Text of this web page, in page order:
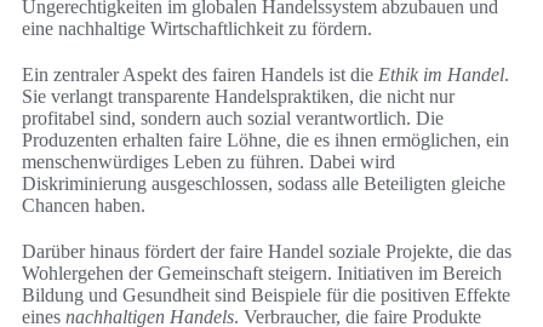
Ungerechtigkeiten im globalen Handelssystem abzubauen und
eine nachhaltige Wirtschaftlichkeit zu fördern.
Ein zentraler Aspekt des fairen Handels ist die Ethik im Handel.
Sie verlangt transparente Handelspraktiken, die nicht nur
profitabel sind, sondern auch sozial verantwortlich. Die
Produzenten erhalten faire Löhne, die es ihnen ermöglichen, ein
menschenwürdiges Leben zu führen. Dabei wird
Diskriminierung ausgeschlossen, sodass alle Beteiligten gleiche
Chancen haben.
Darüber hinaus fördert der faire Handel soziale Projekte, die das
Wohlergehen der Gemeinschaft steigern. Initiativen im Bereich
Bildung und Gesundheit sind Beispiele für die positiven Effekte
eines nachhaltigen Handels. Verbraucher, die faire Produkte